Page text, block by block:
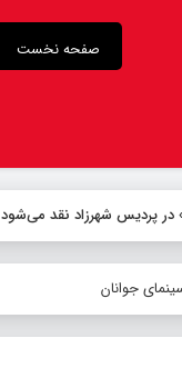
صفحه نخست
در پردیس شهرزاد نقد می‌شود
جوانان